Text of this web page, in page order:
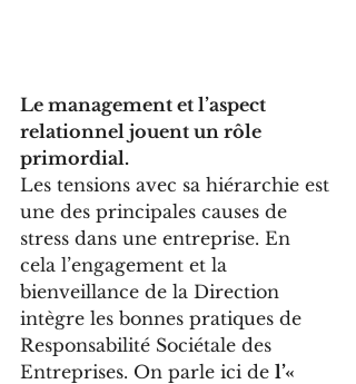
Le management et l’aspect
relationnel jouent un rôle
primordial.
Les tensions avec sa hiérarchie est
une des principales causes de
stress dans une entreprise. En
cela l’engagement et la
bienveillance de la Direction
intègre les bonnes pratiques de
Responsabilité Sociétale des
Entreprises. On parle ici de l’«